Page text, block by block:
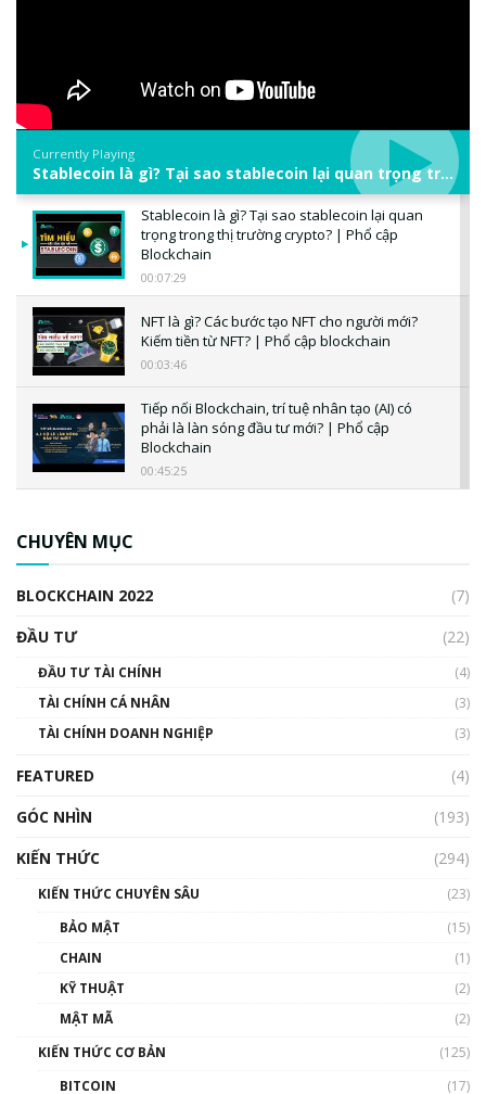
Currently Playing
Stablecoin là gì? Tại sao stablecoin lại quan trọng trong thị trường crypto? | Phổ cập Blockchain
Stablecoin là gì? Tại sao stablecoin lại quan
trọng trong thị trường crypto? | Phổ cập
Blockchain
00:07:29
NFT là gì? Các bước tạo NFT cho người mới?
Kiếm tiền từ NFT? | Phổ cập blockchain
00:03:46
Tiếp nối Blockchain, trí tuệ nhân tạo (AI) có
phải là làn sóng đầu tư mới? | Phổ cập
Blockchain
00:45:25
00:02:14
Nhìn lại năm 2022: Những sự kiện ảnh hưởng
đến hệ sinh thái tiền mã hoá | Phổ cập
00:43:47
CHUYÊN MỤC
BLOCKCHAIN 2022
(7)
ĐẦU TƯ
(22)
ĐẦU TƯ TÀI CHÍNH
(4)
TÀI CHÍNH CÁ NHÂN
(3)
TÀI CHÍNH DOANH NGHIỆP
(3)
FEATURED
(4)
GÓC NHÌN
(193)
KIẾN THỨC
(294)
KIẾN THỨC CHUYÊN SÂU
(23)
BẢO MẬT
(15)
CHAIN
(1)
KỸ THUẬT
(2)
MẬT MÃ
(2)
KIẾN THỨC CƠ BẢN
(125)
BITCOIN
(17)